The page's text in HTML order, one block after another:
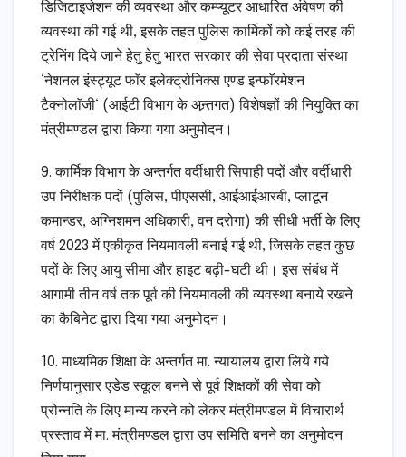
डिजिटाइजेशन की व्यवस्था और कम्प्यूटर आधारित अंवेषण की
व्यवस्था की गई थी, इसके तहत पुलिस कार्मिकों को कई तरह की
ट्रेनिंग दिये जाने हेतु हेतु भारत सरकार की सेवा प्रदाता संस्था
‘नेशनल इंस्ट्यूट फाॅर इलेक्ट्रोनिक्स एण्ड इन्फाॅरमेशन
टैक्नोलाॅजी‘ (आईटी विभाग के अन्र्तगत) विशेषज्ञों की नियुक्ति का
मंत्रीमण्डल द्वारा किया गया अनुमोदन।
9. कार्मिक विभाग के अन्तर्गत वर्दीधारी सिपाही पदों और वर्दीधारी
उप निरीक्षक पदों (पुलिस, पीएससी, आईआईआरबी, प्लाटून
कमान्डर, अग्निशमन अधिकारी, वन दरोगा) की सीधी भर्ती के लिए
वर्ष 2023 में एकीकृत नियमावली बनाई गई थी, जिसके तहत कुछ
पदों के लिए आयु सीमा और हाइट बढ़ी-घटी थी। इस संबंध में
आगामी तीन वर्ष तक पूर्व की नियमावली की व्यवस्था बनाये रखने
का कैबिनेट द्वारा दिया गया अनुमोदन।
10. माध्यमिक शिक्षा के अन्तर्गत मा. न्यायालय द्वारा लिये गये
निर्णयानुसार एडेड स्कूल बनने से पूर्व शिक्षकों की सेवा को
प्रोन्नति के लिए मान्य करने को लेकर मंत्रीमण्डल में विचारार्थ
प्रस्ताव में मा. मंत्रीमण्डल द्वारा उप समिति बनने का अनुमोदन